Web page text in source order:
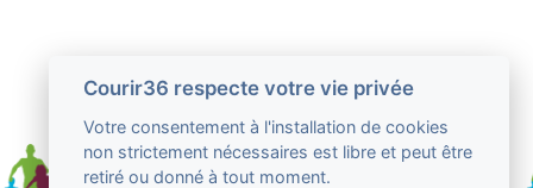
Courir36 respecte votre vie privée
Votre consentement à l'installation de cookies
non strictement nécessaires est libre et peut être
retiré ou donné à tout moment.